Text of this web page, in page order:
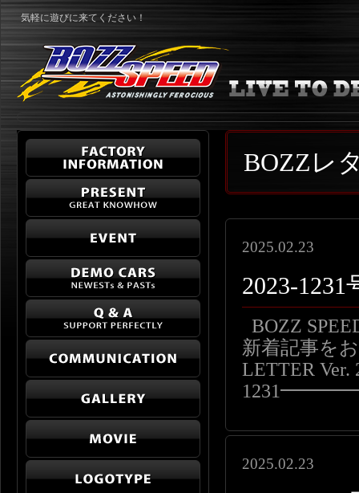
気軽に遊びに来てください！
BOZZレ
2025.02.23
2023-
BOZZ
新着記事を
LETTER Ver.
2025.02.23